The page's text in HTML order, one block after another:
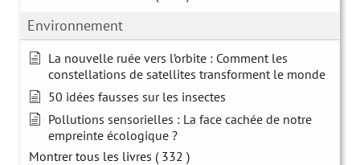
Environnement
La nouvelle ruée vers l’orbite : Comment les
constellations de satellites transforment le monde
50 idées fausses sur les insectes
Pollutions sensorielles : La face cachée de notre
empreinte écologique ?
Montrer tous les livres ( 332 )